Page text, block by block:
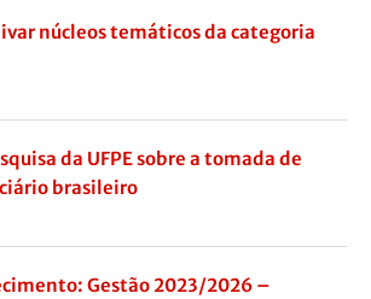
núcleos temáticos da categoria
da UFPE sobre a tomada de
brasileiro
Gestão 2023/2026 –